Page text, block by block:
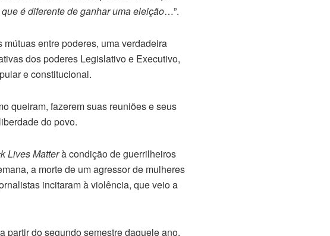
é diferente de ganhar uma eleição…”.
entre poderes, uma verdadeira
dos poderes Legislativo e Executivo,
e constitucional.
queiram, fazerem suas reuniões e seus
do povo.
Lives Matterà condição de guerrilheiros
a morte de um agressor de mulheres
incitaram à violência, que veio a
partir do segundo semestre daquele ano,